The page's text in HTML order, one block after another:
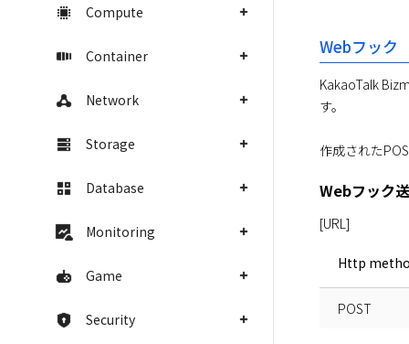
Compute
Container
Network
Storage
Database
Monitoring
Game
Security
Webフック
KakaoTalk
す。
作成された
Webフック
[URL]
Http
POST